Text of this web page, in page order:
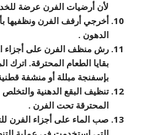
لأن أرضيات الفرن عرضة
أخرجي أرفف الفرن ونظفيها
الدهون .
رش منظف الفرن على أجزاء
بقايا الطعام المحترقة.
بإسفنجة مبللة أو منشفة
تنظيف البقع الدهنية
المحترقة تحت الفرن .
صب الماء على أجزاء الفرن